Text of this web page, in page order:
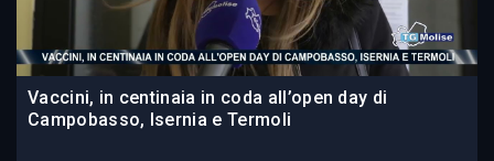
Vaccini, in centinaia in coda all’open day di
Campobasso, Isernia e Termoli